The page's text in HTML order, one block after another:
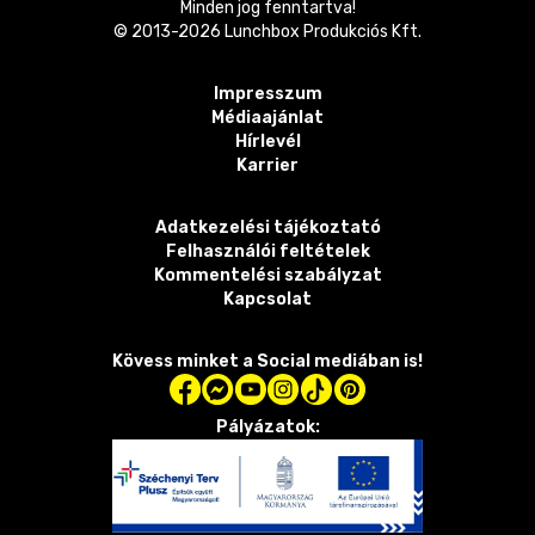
Minden jog fenntartva!
© 2013-2026 Lunchbox Produkciós Kft.
Impresszum
Médiaajánlat
Hírlevél
Karrier
Adatkezelési tájékoztató
Felhasználói feltételek
Kommentelési szabályzat
Kapcsolat
Kövess minket a Social mediában is!
Pályázatok: